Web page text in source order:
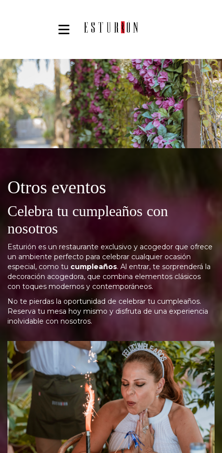
Otros eventos
Celebra tu cumpleaños con
nosotros
Esturión es un restaurante exclusivo y acogedor que ofrece
un ambiente perfecto para celebrar cualquier ocasión
especial, como tu cumpleaños. Al entrar, te sorprenderá la
decoración acogedora, que combina elementos clásicos
con toques modernos y contemporáneos.
No te pierdas la oportunidad de celebrar tu cumpleaños.
Reserva tu mesa hoy mismo y disfruta de una experiencia
inolvidable con nosotros.